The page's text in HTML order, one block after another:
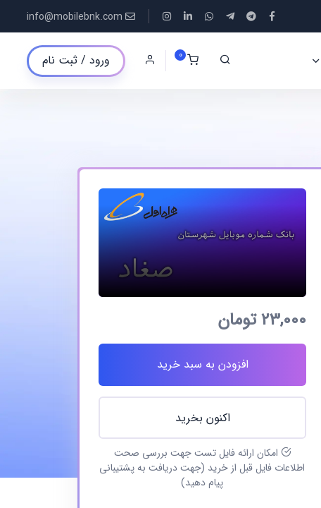
info@mobilebnk.com
0 ورود / ثبت نام
23,000تومان
افزودن به سبد خرید
اکنون بخرید
امکان ارائه فایل تست جهت بررسی صحت
اطلاعات فایل قبل از خرید (جهت دریافت به پشتیبانی
پیام دهید)